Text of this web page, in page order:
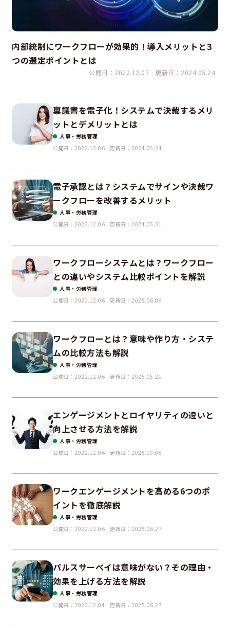
内部統制にワークフローが効果的！導入メリットと3
つの選定ポイントとは
公開日：2022.12.07 更新日：2024.05.24
稟議書を電子化！システムで決裁するメリ
ットとデメリットとは
人事・労務管理
公開日：2022.12.06
更新日：2024.05.24
電子承認とは？システムでサインや決裁ワ
ークフローを改善するメリット
人事・労務管理
公開日：2022.12.06
更新日：2024.05.31
ワークフローシステムとは？ワークフロー
との違いやシステム比較ポイントを解説
人事・労務管理
公開日：2022.12.06
更新日：2025.06.09
ワークフローとは？意味や作り方・システ
ムの比較方法も解説
人事・労務管理
公開日：2022.12.06
更新日：2025.05.21
エンゲージメントとロイヤリティの違いと
向上させる方法を解説
人事・労務管理
公開日：2022.12.06
更新日：2025.09.08
ワークエンゲージメントを高める6つのポ
イントを徹底解説
人事・労務管理
公開日：2022.12.06
更新日：2025.06.27
パルスサーベイは意味がない？その理由・
効果を上げる方法を解説
人事・労務管理
公開日：2022.12.04
更新日：2025.06.27